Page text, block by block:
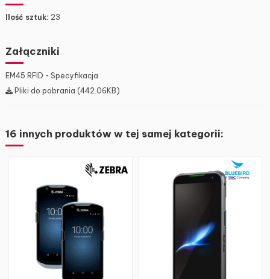
Ilość sztuk: 23
Załączniki
EM45 RFID - Specyfikacja
Pliki do pobrania (442.06KB)
16 innych produktów w tej samej kategorii: